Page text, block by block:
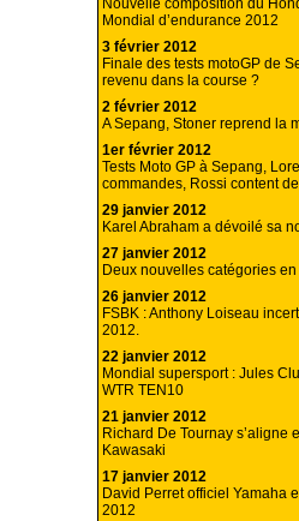
Nouvelle composition du
Mondial d’endurance 2012
3 février 2012
Finale des tests motoGP de
revenu dans la course ?
2 février 2012
A Sepang, Stoner reprend la
1er février 2012
Tests Moto GP à Sepang,
commandes, Rossi content
29 janvier 2012
Karel Abraham a dévoilé sa
27 janvier 2012
Deux nouvelles catégories
26 janvier 2012
FSBK : Anthony Loiseau
2012.
22 janvier 2012
Mondial supersport : Jules
WTR TEN10
21 janvier 2012
Richard De Tournay s’aligne
Kawasaki
17 janvier 2012
David Perret officiel Yamaha
2012